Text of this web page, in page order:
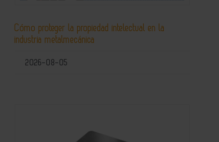
Cómo proteger la propiedad intelectual en la
industria metalmecánica
2026-08-05